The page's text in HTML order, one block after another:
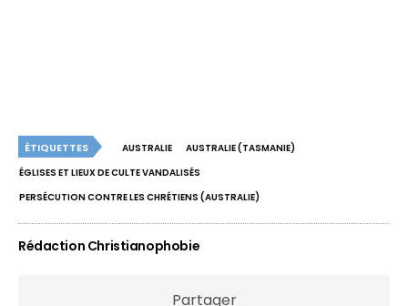
ÉTIQUETTES AUSTRALIE
AUSTRALIE (TASMANIE)
ÉGLISES ET LIEUX DE CULTE VANDALISÉS
PERSÉCUTION CONTRE LES CHRÉTIENS (AUSTRALIE)
Rédaction Christianophobie
Partager